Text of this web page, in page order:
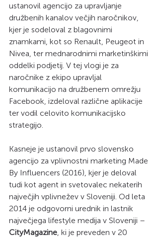
ustanovil agencijo za upravljanje
družbenih kanalov večjih naročnikov,
kjer je sodeloval z blagovnimi
znamkami, kot so Renault, Peugeot in
Nivea, ter mednarodnimi marketinškimi
oddelki podjetij. V tej vlogi je za
naročnike z ekipo upravljal
komunikacijo na družbenem omrežju
Facebook, izdeloval različne aplikacije
ter vodil celovito komunikacijsko
strategijo.
Kasneje je ustanovil prvo slovensko
agencijo za vplivnostni marketing Made
By Influencers (2016), kjer je deloval
tudi kot agent in svetovalec nekaterih
največjih vplivnežev v Sloveniji. Od leta
2014 je odgovorni urednik in lastnik
največjega lifestyle medija v Sloveniji –
CityMagazine, ki je preveden v 20